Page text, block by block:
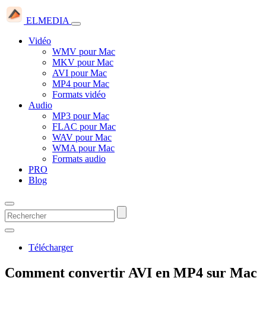
ELMEDIA
Vidéo
WMV pour Mac
MKV pour Mac
AVI pour Mac
MP4 pour Mac
Formats vidéo
Audio
MP3 pour Mac
FLAC pour Mac
WAV pour Mac
WMA pour Mac
Formats audio
PRO
Blog
Télécharger
Comment convertir AVI en MP4 sur Mac